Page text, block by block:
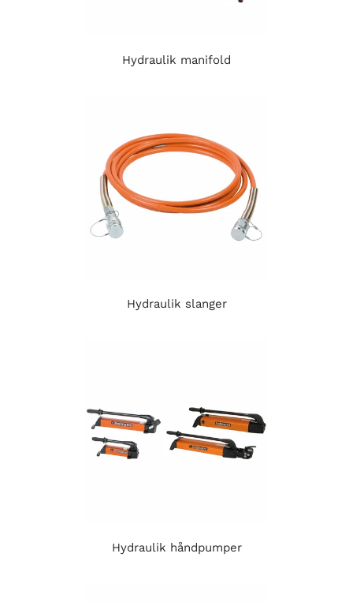
Hydraulik manifold
Hydraulik slanger
Hydraulik håndpumper